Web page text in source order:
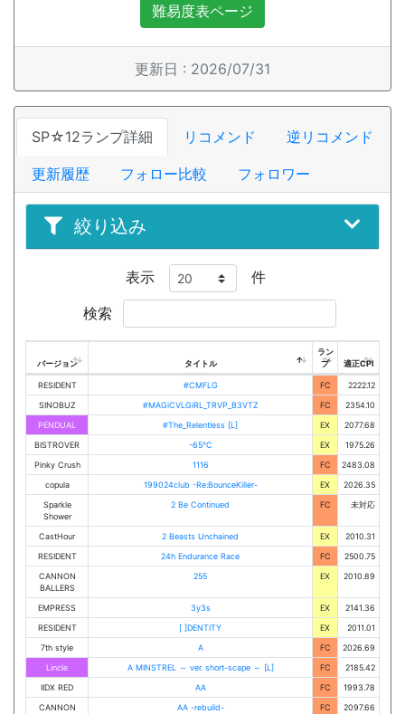
難易度表ページ
更新日 : 2026/07/31
SP☆12ランプ詳細 リコメンド 逆リコメンド
更新履歴 フォロー比較 フォロワー
絞り込み
表示 件
検索
バージョン タイトル
ラン
プ
適正CPI
RESIDENT #CMFLG FC
2222.12
SINOBUZ
#MAGiCVLGiRL_TRVP_B3VTZ FC
2354.10
PENDUAL
#The_Relentless [L] EX
2077.68
BISTROVER
-65℃ EX
1975.26
Pinky Crush
1116 FC
2483.08
copula
199024club -Re:BounceKiller- EX
2026.35
Sparkle
Shower
2 Be Continued FC 未対応
CastHour 2 Beasts Unchained EX
2010.31
RESIDENT
24h Endurance Race FC
2500.75
CANNON
BALLERS
255 EX 2010.89
EMPRESS 3y3s EX
2141.36
RESIDENT
[ ]DENTITY EX
2011.01
7th style
A FC
2026.69
Lincle
A MINSTREL ～ ver. short-scape ～ [L] FC
2185.42
IIDX RED
AA FC
1993.78
CANNON
AA -rebuild- FC 2097.66